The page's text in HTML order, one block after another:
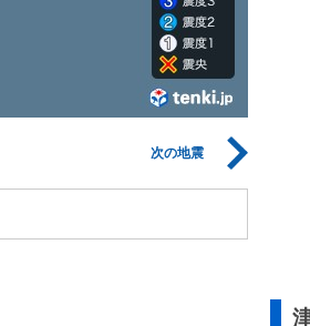
次の地震